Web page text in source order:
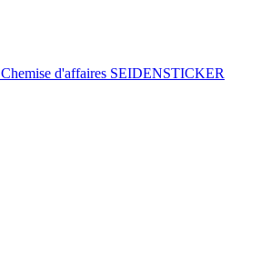
Chemise d'affaires SEIDENSTICKER